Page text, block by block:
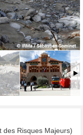
des Risques Majeurs)